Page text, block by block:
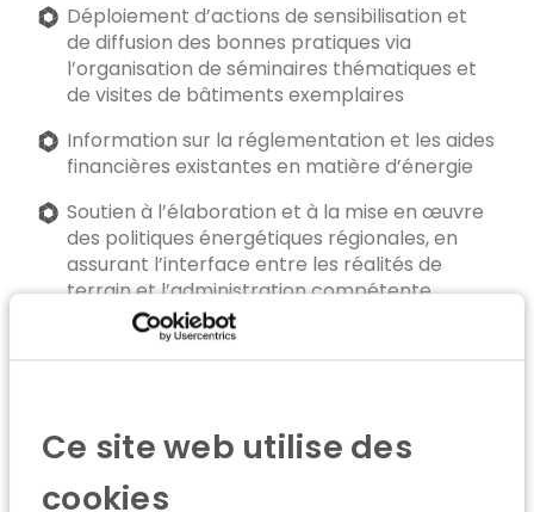
Ce site web utilise des
cookies
Déploiement d’actions de sensibilisation et
de diffusion des bonnes pratiques via
l’organisation de séminaires thématiques et
de visites de bâtiments exemplaires
Information sur la réglementation et les aides
financières existantes en matière d’énergie
Soutien à l’élaboration et à la mise en œuvre
des politiques énergétiques régionales, en
assurant l’interface entre les réalités de
terrain et l’administration compétente
Mission portée de manière continue par l’ICEDD,
acteur historique disposant de l’ensemble des